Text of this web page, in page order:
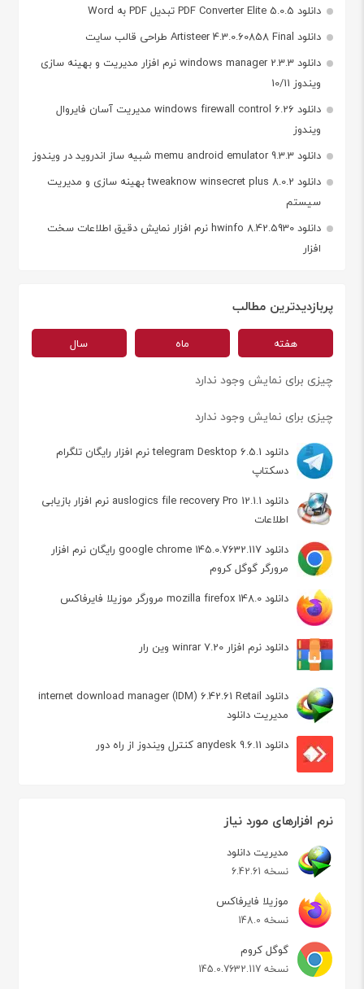
دانلود PDF Converter Elite 5.0.5 تبدیل PDF به Word
دانلود Artisteer 4.3.0.60858 Final طراحی قالب سایت
دانلود windows manager 2.3.3 نرم افزار مدیریت و بهینه سازی
ویندوز 10/11
دانلود windows firewall control 6.26 مدیریت آسان فایروال
ویندوز
دانلود memu android emulator 9.3.3 شبیه ساز اندروید در ویندوز
دانلود tweaknow winsecret plus 8.0.2 بهینه سازی و مدیریت
سیستم
دانلود hwinfo 8.42.5930 نرم افزار نمایش دقیق اطلاعات سخت
افزار
پربازدیدترین مطالب
هفته ماه سال
چیزی برای نمایش وجود ندارد
چیزی برای نمایش وجود ندارد
دانلود telegram Desktop 6.5.1 نرم افزار رایگان تلگرام
دسکتاپ
دانلود auslogics file recovery Pro 12.1.1 نرم افزار بازیابی
اطلاعات
دانلود google chrome 145.0.7632.117 رایگان نرم افزار
مرورگر گوگل کروم
دانلود mozilla firefox 148.0 مرورگر موزیلا فایرفاکس
دانلود نرم افزار winrar 7.20 وین رار
دانلود internet download manager (IDM) 6.42.61 Retail
مدیریت دانلود
دانلود anydesk 9.6.11 کنترل ویندوز از راه دور
نرم افزارهای مورد نیاز
مدیریت دانلود
نسخه 6.42.61
موزیلا فایرفاکس
نسخه 148.0
گوگل کروم
نسخه 145.0.7632.117